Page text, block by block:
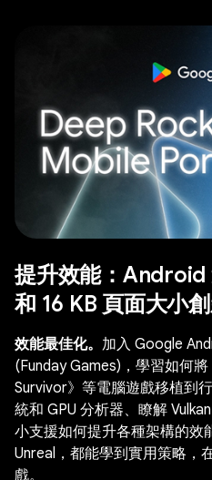
提升效能：Android
和 16 KB 頁面大小
效能最佳化。 加入 Google
(Funday Games)，學習如何
Survivor》等電腦遊戲移植到
統和 GPU 分析器、瞭解
小支援如何提升各種架構的效
Unreal，都能學到實用策略，
戲。